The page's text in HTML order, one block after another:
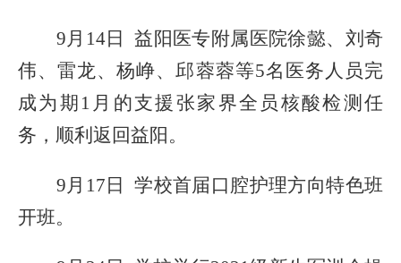
9月14日 益阳医专附属医院徐懿、刘奇
伟、雷龙、杨峥、邱蓉蓉等5名医务人员完
成为期1月的支援张家界全员核酸检测任
务，顺利返 回益阳。
9月17日 学校首届口腔护理方向特色班
开班。